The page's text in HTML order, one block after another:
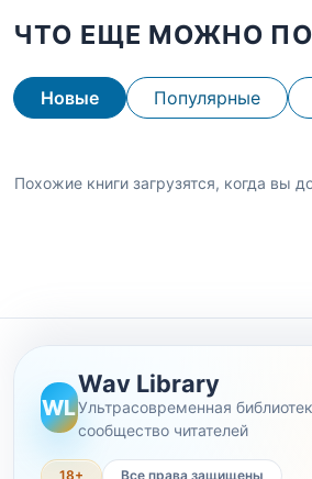
ЧТО ЕЩЕ МОЖНО
Новые Популярные
Похожие книги загрузятся, когда вы
WL
Wav Library
Ультрасовременная
сообщество читателей
18+ Все права защищены